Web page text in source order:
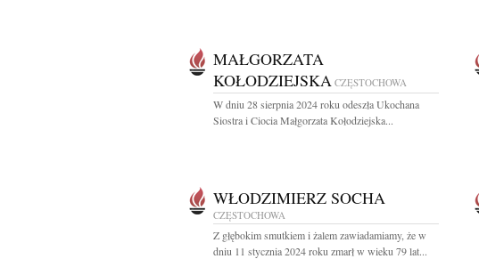
MAŁGORZATA
KOŁODZIEJSKA CZĘSTOCHOWA
W dniu 28 sierpnia 2024 roku odeszła Ukochana
Siostra i Ciocia Małgorzata Kołodziejska...
WŁODZIMIERZ SOCHA
CZĘSTOCHOWA
Z głębokim smutkiem i żalem zawiadamiamy, że w
dniu 11 stycznia 2024 roku zmarł w wieku 79 lat...